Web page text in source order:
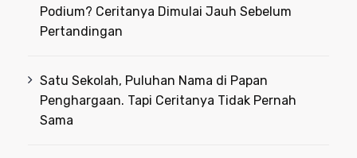
Podium? Ceritanya Dimulai Jauh Sebelum
Pertandingan
Satu Sekolah, Puluhan Nama di Papan
Penghargaan. Tapi Ceritanya Tidak Pernah
Sama